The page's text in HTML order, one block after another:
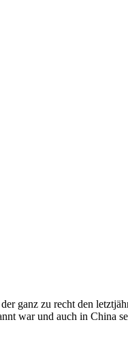
ganz zu recht den
war und auch in China